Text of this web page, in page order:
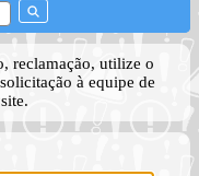
reclamação, utilize o
à equipe de